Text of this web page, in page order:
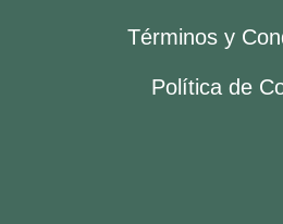
Términos y
Política de